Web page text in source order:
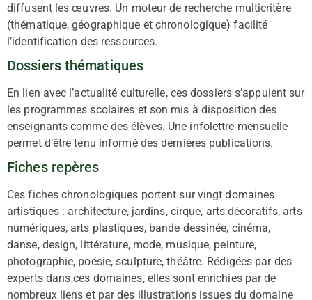
diffusent les œuvres. Un moteur de recherche multicritère
(thématique, géographique et chronologique) facilité
l’identification des ressources.
Dossiers thématiques
En lien avec l’actualité culturelle, ces dossiers s’appuient sur
les programmes scolaires et son mis à disposition des
enseignants comme des élèves. Une infolettre mensuelle
permet d’être tenu informé des dernières publications.
Fiches repères
Ces fiches chronologiques portent sur vingt domaines
artistiques : architecture, jardins, cirque, arts décoratifs, arts
numériques, arts plastiques, bande dessinée, cinéma,
danse, design, littérature, mode, musique, peinture,
photographie, poésie, sculpture, théâtre. Rédigées par des
experts dans ces domaines, elles sont enrichies par de
nombreux liens et par des illustrations issues du domaine